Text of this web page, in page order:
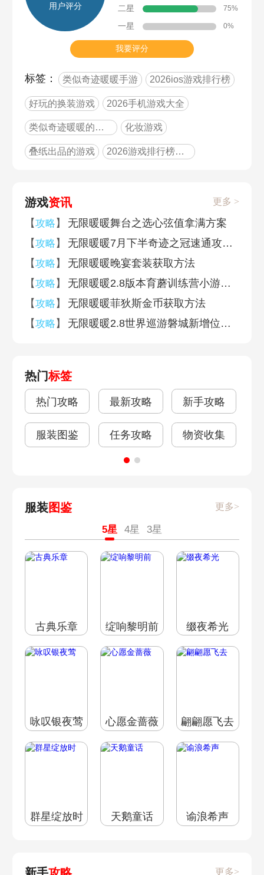
用户评分 二星 75%
一星 0%
我要评分
标签： 类似奇迹暖暖手游 2026ios游戏排行榜
好玩的换装游戏 2026手机游戏大全
类似奇迹暖暖的游戏 化妆游戏
叠纸出品的游戏 2026游戏排行榜前十名
游戏资讯 更多 >
【攻略 】
无限暖暖舞台之选心弦值拿满方案
【攻略 】
无限暖暖7月下半奇迹之冠速通攻略2026
【攻略 】
无限暖暖晚宴套装获取方法
【攻略 】
无限暖暖2.8版本育蘑训练营小游戏位置一览
【攻略 】
无限暖暖菲狄斯金币获取方法
【攻略 】 无限暖暖2.8世界巡游磐城新增位置一览
热门标签
热门攻略 最新攻略 新手攻略
服装图鉴 任务攻略 物资收集
服装图鉴 更多>
5星 4星 3星
古典乐章 绽响黎明前 缀夜希光
咏叹银夜莺 心愿金蔷薇 翩翩愿飞去
群星绽放时 天鹅童话 谕浪希声
更多>